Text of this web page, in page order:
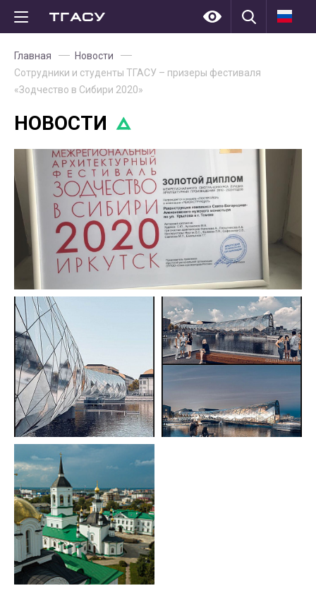
Главная
Новости
Сотрудники и студенты ТГАСУ – призеры фестиваля
«Зодчество в Сибири 2020»
НОВОСТИ